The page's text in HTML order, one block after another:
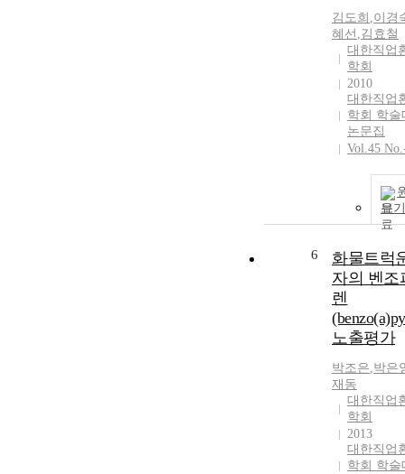
김도희 ,이경
혜선 ,김효철
대한직업
학회
2010
대한직업
학회 학술
논문집
Vol.45
보기
6
화물트럭
자의 벤조
렌
노출평가
박조은,박은
재동
대한직업
학회
2013
대한직업
학회 학술